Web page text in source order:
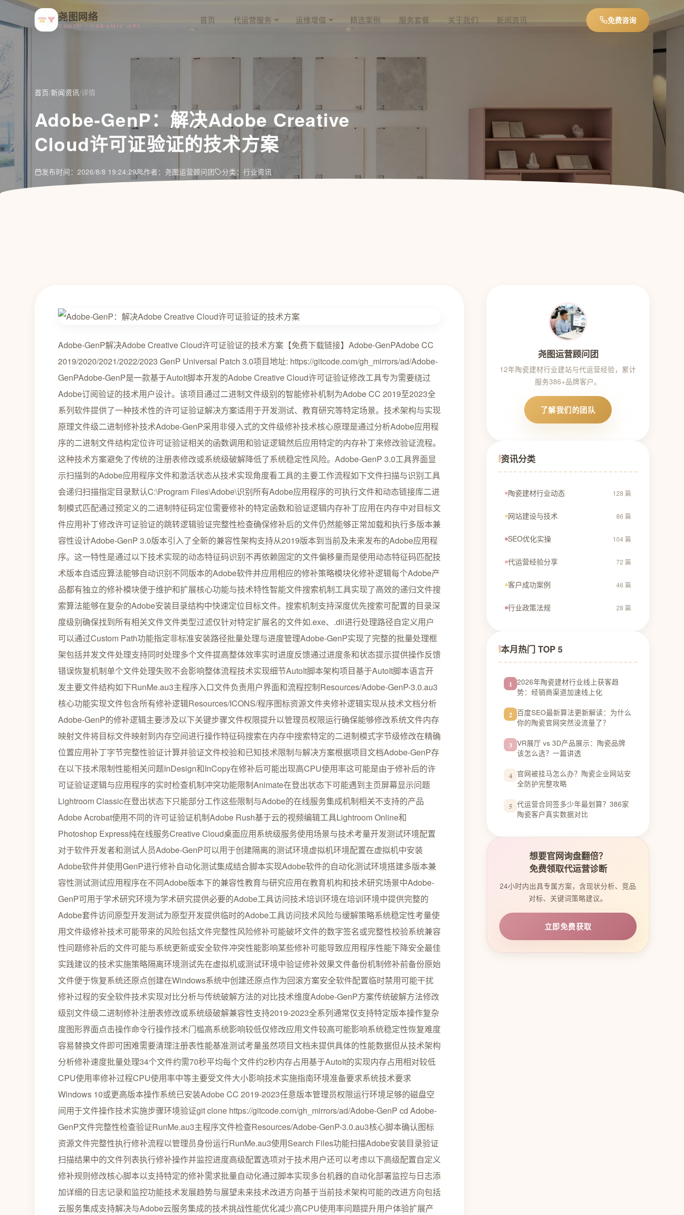
尧图网络
YAOTU · CERAMIC OPS
首页 代运营服务 运维增值 精选案例 服务套餐 关于我们 新闻资讯 免费咨询
首页/新闻资讯/详情
Adobe-GenP：解决Adobe Creative
Cloud许可证验证的技术方案
发布时间：2026/8/8 19:24:29 作者：尧图运营顾问团 分类：行业资讯
Adobe-GenP解决Adobe Creative Cloud许可证验证的技术方案【免费下载链接】Adobe-GenPAdobe CC
2019/2020/2021/2022/2023 GenP Universal Patch 3.0项目地址: https://gitcode.com/gh_mirrors/ad/Adobe-
GenPAdobe-GenP是一款基于AutoIt脚本开发的Adobe Creative Cloud许可证验证修改工具专为需要绕过
Adobe订阅验证的技术用户设计。该项目通过二进制文件级别的智能修补机制为Adobe CC 2019至2023全
系列软件提供了一种技术性的许可证验证解决方案适用于开发测试、教育研究等特定场景。技术架构与实现
原理文件级二进制修补技术Adobe-GenP采用非侵入式的文件级修补技术核心原理是通过分析Adobe应用程
序的二进制文件结构定位许可证验证相关的函数调用和验证逻辑然后应用特定的内存补丁来修改验证流程。
这种技术方案避免了传统的注册表修改或系统级破解降低了系统稳定性风险。Adobe-GenP 3.0工具界面显
示扫描到的Adobe应用程序文件和激活状态从技术实现角度看工具的主要工作流程如下文件扫描与识别工具
会递归扫描指定目录默认C:\Program Files\Adobe\识别所有Adobe应用程序的可执行文件和动态链接库二进
制模式匹配通过预定义的二进制特征码定位需要修补的特定函数和验证逻辑内存补丁应用在内存中对目标文
件应用补丁修改许可证验证的跳转逻辑验证完整性检查确保修补后的文件仍然能够正常加载和执行多版本兼
容性设计Adobe-GenP 3.0版本引入了全新的兼容性架构支持从2019版本到当前及未来发布的Adobe应用程
序。这一特性是通过以下技术实现的动态特征码识别不再依赖固定的文件偏移量而是使用动态特征码匹配技
术版本自适应算法能够自动识别不同版本的Adobe软件并应用相应的修补策略模块化修补逻辑每个Adobe产
品都有独立的修补模块便于维护和扩展核心功能与技术特性智能文件搜索机制工具实现了高效的递归文件搜
索算法能够在复杂的Adobe安装目录结构中快速定位目标文件。搜索机制支持深度优先搜索可配置的目录深
度级别确保找到所有相关文件文件类型过滤仅针对特定扩展名的文件如.exe、.dll进行处理路径自定义用户
可以通过Custom Path功能指定非标准安装路径批量处理与进度管理Adobe-GenP实现了完整的批量处理框
架包括并发文件处理支持同时处理多个文件提高整体效率实时进度反馈通过进度条和状态提示提供操作反馈
错误恢复机制单个文件处理失败不会影响整体流程技术实现细节AutoIt脚本架构项目基于AutoIt脚本语言开
发主要文件结构如下RunMe.au3主程序入口文件负责用户界面和流程控制Resources/Adobe-GenP-3.0.au3
核心功能实现文件包含所有修补逻辑Resources/ICONS/程序图标资源文件夹修补逻辑实现从技术文档分析
Adobe-GenP的修补逻辑主要涉及以下关键步骤文件权限提升以管理员权限运行确保能够修改系统文件内存
映射文件将目标文件映射到内存空间进行操作特征码搜索在内存中搜索特定的二进制模式字节级修改在精确
位置应用补丁字节完整性验证计算并验证文件校验和已知技术限制与解决方案根据项目文档Adobe-GenP存
在以下技术限制性能相关问题InDesign和InCopy在修补后可能出现高CPU使用率这可能是由于修补后的许
可证验证逻辑与应用程序的实时检查机制冲突功能限制Animate在登出状态下可能遇到主页屏幕显示问题
Lightroom Classic在登出状态下只能部分工作这些限制与Adobe的在线服务集成机制相关不支持的产品
Adobe Acrobat使用不同的许可证验证机制Adobe Rush基于云的视频编辑工具Lightroom Online和
Photoshop Express纯在线服务Creative Cloud桌面应用系统级服务使用场景与技术考量开发测试环境配置
对于软件开发者和测试人员Adobe-GenP可以用于创建隔离的测试环境虚拟机环境配置在虚拟机中安装
Adobe软件并使用GenP进行修补自动化测试集成结合脚本实现Adobe软件的自动化测试环境搭建多版本兼
容性测试测试应用程序在不同Adobe版本下的兼容性教育与研究应用在教育机构和技术研究场景中Adobe-
GenP可用于学术研究环境为学术研究提供必要的Adobe工具访问技术培训环境在培训环境中提供完整的
Adobe套件访问原型开发测试为原型开发提供临时的Adobe工具访问技术风险与缓解策略系统稳定性考量使
用文件级修补技术可能带来的风险包括文件完整性风险修补可能破坏文件的数字签名或完整性校验系统兼容
性问题修补后的文件可能与系统更新或安全软件冲突性能影响某些修补可能导致应用程序性能下降安全最佳
实践建议的技术实施策略隔离环境测试先在虚拟机或测试环境中验证修补效果文件备份机制修补前备份原始
文件便于恢复系统还原点创建在Windows系统中创建还原点作为回滚方案安全软件配置临时禁用可能干扰
修补过程的安全软件技术实现对比分析与传统破解方法的对比技术维度Adobe-GenP方案传统破解方法修改
级别文件级二进制修补注册表修改或系统级破解兼容性支持2019-2023全系列通常仅支持特定版本操作复杂
度图形界面点击操作命令行操作技术门槛高系统影响较低仅修改应用文件较高可能影响系统稳定性恢复难度
容易替换文件即可困难需要清理注册表性能基准测试考量虽然项目文档未提供具体的性能数据但从技术架构
分析修补速度批量处理34个文件约需70秒平均每个文件约2秒内存占用基于AutoIt的实现内存占用相对较低
CPU使用率修补过程CPU使用率中等主要受文件大小影响技术实施指南环境准备要求系统技术要求
Windows 10或更高版本操作系统已安装Adobe CC 2019-2023任意版本管理员权限运行环境足够的磁盘空
间用于文件操作技术实施步骤环境验证git clone https://gitcode.com/gh_mirrors/ad/Adobe-GenP cd Adobe-
GenP文件完整性检查验证RunMe.au3主程序文件检查Resources/Adobe-GenP-3.0.au3核心脚本确认图标
资源文件完整性执行修补流程以管理员身份运行RunMe.au3使用Search Files功能扫描Adobe安装目录验证
扫描结果中的文件列表执行修补操作并监控进度高级配置选项对于技术用户还可以考虑以下高级配置自定义
修补规则修改核心脚本以支持特定的修补需求批量自动化通过脚本实现多台机器的自动化部署监控与日志添
加详细的日志记录和监控功能技术发展趋势与展望未来技术改进方向基于当前技术架构可能的改进方向包括
云服务集成支持解决与Adobe云服务集成的技术挑战性能优化减少高CPU使用率问题提升用户体验扩展产
尧图运营顾问团
12年陶瓷建材行业建站与代运营经验，累计
服务386+品牌客户。
了解我们的团队
资讯分类
陶瓷建材行业动态 128 篇
网站建设与技术 86 篇
SEO优化实操 104 篇
代运营经验分享 72 篇
客户成功案例 46 篇
行业政策法规 28 篇
本月热门 TOP 5
1 2026年陶瓷建材行业线上获客趋
势：经销商渠道加速线上化
2 百度SEO最新算法更新解读：为什么
你的陶瓷官网突然没流量了？
3 VR展厅 vs 3D产品展示：陶瓷品牌
该怎么选？一篇讲透
4 官网被挂马怎么办？陶瓷企业网站安
全防护完整攻略
5 代运营合同签多少年最划算？386家
陶瓷客户真实数据对比
想要官网询盘翻倍？
免费领取代运营诊断
24小时内出具专属方案，含现状分析、竞品
对标、关键词策略建议。
立即免费获取